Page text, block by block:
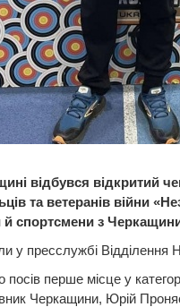
відбувся відкритий
та ветеранів війни
й спортсмени з
у пресслужбі Відділення
перше місце у
Черкащини, Юрій